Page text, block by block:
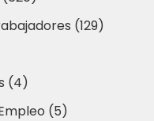
(129)
(4)
(5)